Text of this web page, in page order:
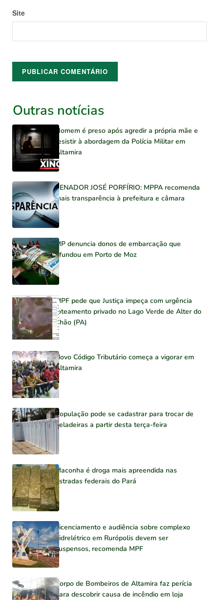
Site
Outras notícias
Homem é preso após agredir a própria mãe e
resistir à abordagem da Polícia Militar em
Altamira
SENADOR JOSÉ PORFÍRIO: MPPA recomenda
mais transparência à prefeitura e câmara
MP denuncia donos de embarcação que
afundou em Porto de Moz
MPF pede que Justiça impeça com urgência
loteamento privado no Lago Verde de Alter do
Chão (PA)
Novo Código Tributário começa a vigorar em
Altamira
População pode se cadastrar para trocar de
geladeiras a partir desta terça-feira
Maconha é droga mais apreendida nas
estradas federais do Pará
Licenciamento e audiência sobre complexo
hidrelétrico em Rurópolis devem ser
suspensos, recomenda MPF
Corpo de Bombeiros de Altamira faz perícia
para descobrir causa de incêndio em loja